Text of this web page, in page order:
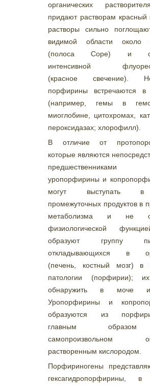
органических
придают растворам красный
растворы сильно
видимой области
(полоса Соре) и
интенсивной
(красное свечение).
порфирины встречаются в
(например, гемы в
миоглобине, цитохромах,
пероксидазах; хлорофилл).
В отличие от
которые являются
предшественниками
уропорфирины и
могут выступать
промежуточных продуктов в
метаболизма и не
физиологической
образуют группу
откладывающихся в
(печень, костный мозг) в
патологии (порфирии);
обнаружить в моче
Уропорфирины и
образуются из
главным
самопроизвольном
растворенным кислородом.
Порфириногены
гексагидропорфирины, в